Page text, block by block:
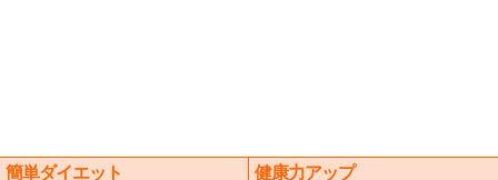
簡単ダイエット
健康力アップ